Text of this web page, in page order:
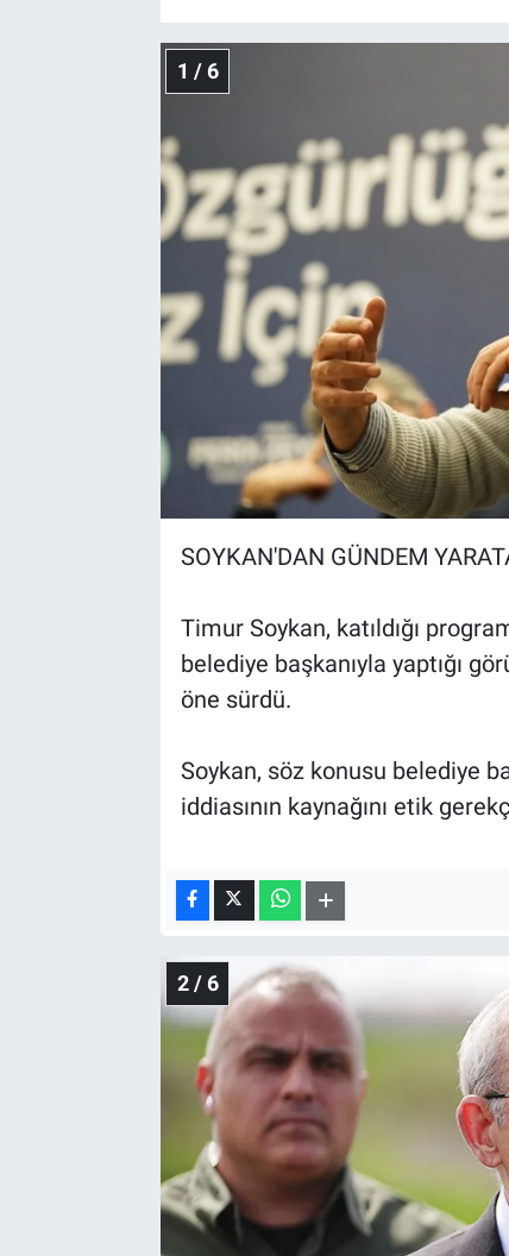
1 / 6
SOYKAN'DAN GÜNDEM
Timur Soykan, katıldığı
belediye başkanıyla yaptığı
öne sürdü.
Soykan, söz konusu belediye
iddiasının kaynağını etik
2 / 6